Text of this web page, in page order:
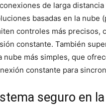
de larga
basadas en la nube
controles más precisos,
constante. También
más simples, que
constante para
seguro en